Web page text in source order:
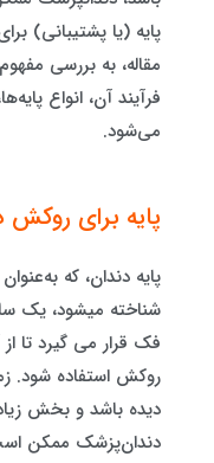
پایه (یا پشتیبانی)
مقاله، به بررسی
فرآیند آن، انواع
می‌شود.
پایه برای
پایه دندان، که
شناخته میشود، یک
فک قرار می گیرد تا
روکش استفاده شود.
دیده باشد و بخش
دندان‌پزشک ممکن